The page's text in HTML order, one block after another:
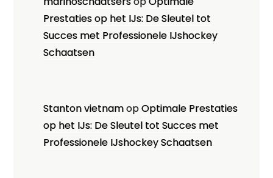
Prestaties op het IJs: De Sleutel tot
Succes met Professionele IJshockey
Schaatsen
Stanton vietnamopOptimale Prestaties
op het IJs: De Sleutel tot Succes met
Professionele IJshockey Schaatsen